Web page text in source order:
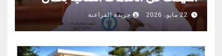
22 مايو، 2026 جريدة الفراعنة